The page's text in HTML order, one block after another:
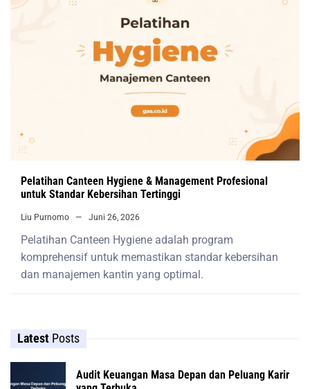
Pelatihan Canteen Hygiene & Management Profesional
untuk Standar Kebersihan Tertinggi
Liu Purnomo Juni 26, 2026
Pelatihan Canteen Hygiene adalah program
komprehensif untuk memastikan standar kebersihan
dan manajemen kantin yang optimal.
Latest Posts
Audit Keuangan Masa Depan dan Peluang Karir